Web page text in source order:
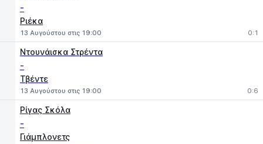
-
Ριέκα
13 Αυγούστου στις 19:00 0:1
Ντουνάισκα Στρέντα
-
Τβέντε
13 Αυγούστου στις 19:00 0:6
Ρίγας Σκόλα
-
Γιάμπλονετς